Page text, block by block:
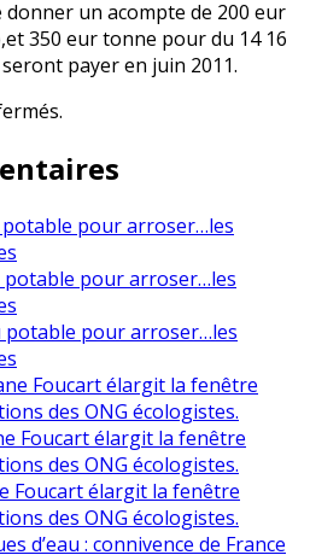
un acompte de 200 eur
350 eur tonne pour du 14 16
payer en juin 2011.
potable pour arroser…les
potable pour arroser…les
potable pour arroser…les
Foucart élargit la fenêtre
des ONG écologistes.
Foucart élargit la fenêtre
des ONG écologistes.
Foucart élargit la fenêtre
des ONG écologistes.
d’eau : connivence de France